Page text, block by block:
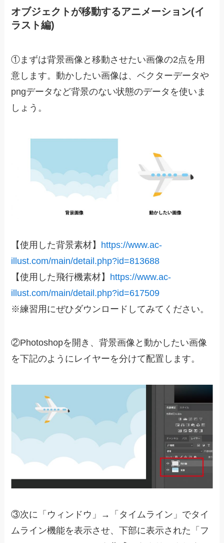
オブジェクトが移動するアニメーション(イ
ラスト編)
①まずは背景画像と移動させたい画像の2点を用
意します。動かしたい画像は、ベクターデータや
pngデータなど背景のない状態のデータを使いま
しょう。
【使用した背景素材】 https://www.ac-
illust.com/main/detail.php?id=813688
【使用した飛行機素材】 https://www.ac-
illust.com/main/detail.php?id=617509
※練習用にぜひダウンロードしてみてください。
②Photoshopを開き、背景画像と動かしたい画像
を下記のようにレイヤーを分けて配置します。
③次に「ウィンドウ」→「タイムライン」でタイ
ムライン機能を表示させ、下部に表示された「フ